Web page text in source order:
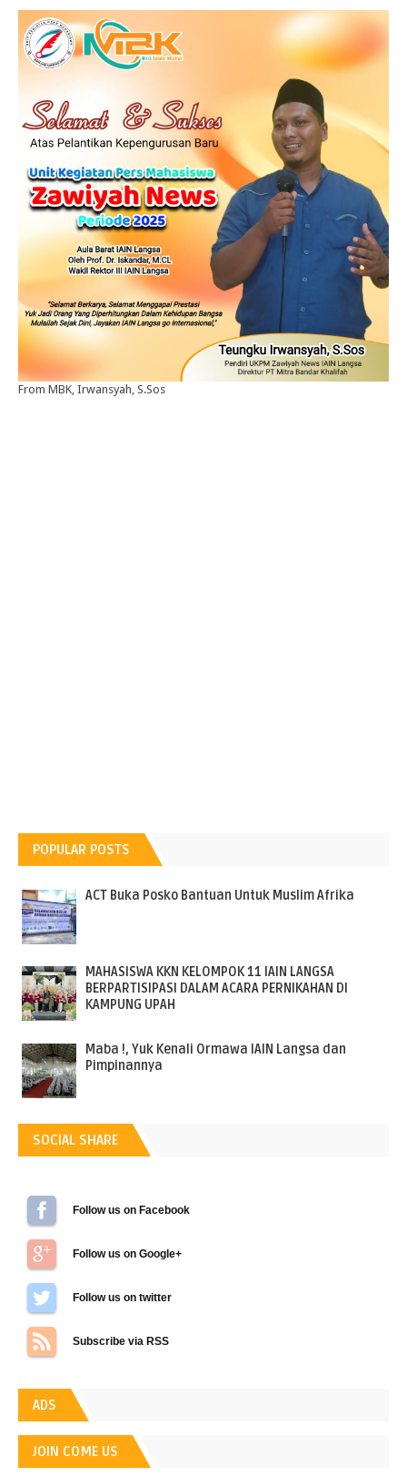
From MBK, Irwansyah, S.Sos
POPULAR POSTS
ACT Buka Posko Bantuan Untuk Muslim Afrika
MAHASISWA KKN KELOMPOK 11 IAIN LANGSA
BERPARTISIPASI DALAM ACARA PERNIKAHAN DI
KAMPUNG UPAH
Maba !, Yuk Kenali Ormawa IAIN Langsa dan
Pimpinannya
SOCIAL SHARE
Follow us on Facebook
Follow us on Google+
Follow us on Twitter
Subscribe via RSS
ADS
JOIN COME US